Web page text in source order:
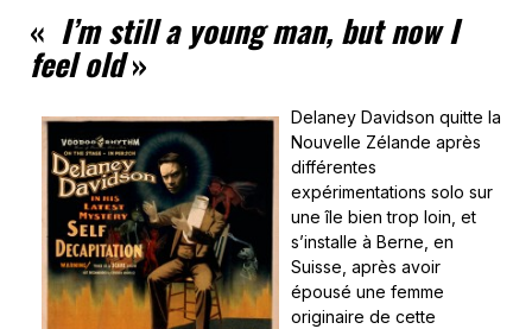
« I’m still a young man, but now I
feel old»
Delaney Davidson quitte la
Nouvelle Zélande après
différentes
expérimentations solo sur
une île bien trop loin, et
s’installe à Berne, en
Suisse, après avoir
épousé une femme
originaire de cette